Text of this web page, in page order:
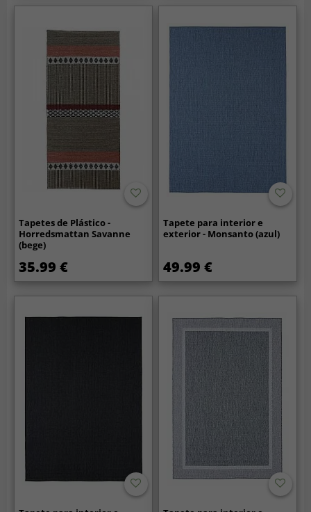
Tapetes de Plástico -
Horredsmattan Savanne
(bege)
35.99 €
Tapete para interior e
exterior - Monsanto (azul)
49.99 €